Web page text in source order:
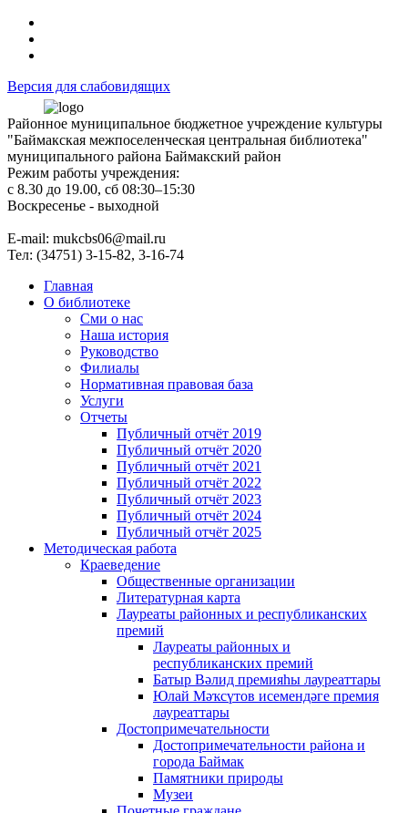
Версия для слабовидящих
Районное муниципальное бюджетное учреждение культуры
"Баймакская межпоселенческая центральная библиотека"
муниципального района Баймакский район
Режим работы учреждения:
с 8.30 до 19.00, сб 08:30–15:30
Воскресенье - выходной
Е-mail: mukcbs06@mail.ru
Тел: (34751) 3-15-82, 3-16-74
Главная
О библиотеке
Сми о нас
Наша история
Руководство
Филиалы
Нормативная правовая база
Услуги
Отчеты
Публичный отчёт 2019
Публичный отчёт 2020
Публичный отчёт 2021
Публичный отчёт 2022
Публичный отчёт 2023
Публичный отчёт 2024
Публичный отчёт 2025
Методическая работа
Краеведение
Общественные организации
Литературная карта
Лауреаты районных и республиканских
премий
Лауреаты районных и
республиканских премий
Батыр Вәлид премияһы лауреаттары
Юлай Мәҡсүтов исемендәге премия
лауреаттары
Достопримечательности
Достопримечательности района и
города Баймак
Памятники природы
Музеи